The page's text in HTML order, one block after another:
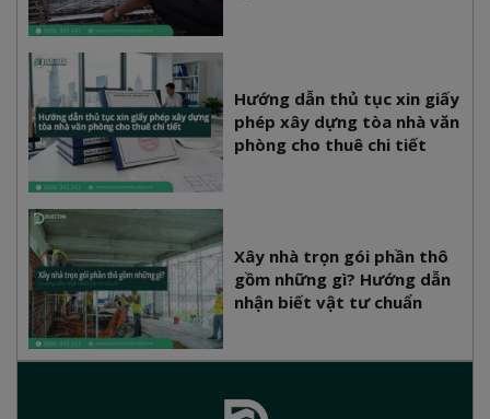
Hướng dẫn thủ tục xin giấy
phép xây dựng tòa nhà văn
phòng cho thuê chi tiết
Xây nhà trọn gói phần thô
gồm những gì? Hướng dẫn
nhận biết vật tư chuẩn